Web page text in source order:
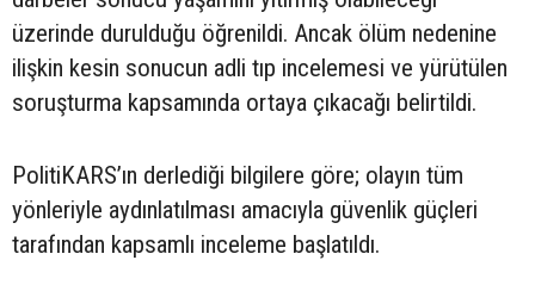
üzerinde durulduğu öğrenildi. Ancak ölüm nedenine
ilişkin kesin sonucun adli tıp incelemesi ve yürütülen
soruşturma kapsamında ortaya çıkacağı belirtildi.
PolitiKARS’ın derlediği bilgilere göre; olayın tüm
yönleriyle aydınlatılması amacıyla güvenlik güçleri
tarafından kapsamlı inceleme başlatıldı.